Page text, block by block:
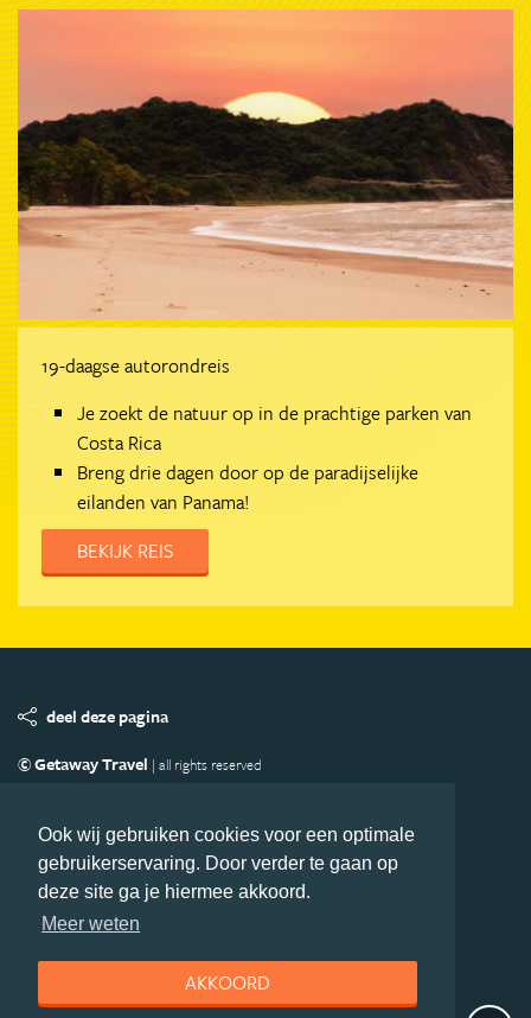
Ook wij gebruiken cookies voor een optimale
gebruikerservaring. Door verder te gaan op
deze site ga je hiermee akkoord.
Meer weten
AKKOORD
19-daagse autorondreis
Je zoekt de natuur op in de prachtige parken van
Costa Rica
Breng drie dagen door op de paradijselijke
eilanden van Panama!
BEKIJK REIS
deel deze pagina
© Getaway Travel | all rights reserved
Copyright
Privacy statement Disclaimer
Cookies
Volg MiddenAmerika.nl
Nieuwsbrief
Facebook